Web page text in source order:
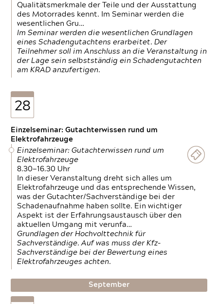
Qualitätsmerkmale der Teile und der Ausstattung
des Motorrades kennt. Im Seminar werden die
wesentlichen Gru…
Im Seminar werden die wesentlichen Grundlagen
eines Schadengutachtens erarbeitet. Der
Teilnehmer soll im Anschluss an die Veranstaltung in
der Lage sein selbstständig ein Schadengutachten
am KRAD anzufertigen.
28
Einzelseminar: Gutachterwissen rund um
Elektrofahrzeuge
Einzelseminar: Gutachterwissen rund um
Elektrofahrzeuge
8.30—16.30 Uhr
In dieser Veranstaltung dreht sich alles um
Elektrofahrzeuge und das entsprechende Wissen,
was der Gutachter/Sachverständige bei der
Schadenaufnahme haben sollte. Ein wichtiger
Aspekt ist der Erfahrungsaustausch über den
aktuellen Umgang mit verunfa…
Grundlagen der Hochvolttechnik für
Sachverständige. Auf was muss der Kfz-
Sachverständige bei der Bewertung eines
Elektrofahrzeuges achten.
September